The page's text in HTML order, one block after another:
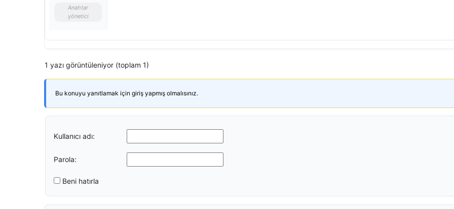
Anahtar
yönetici
1 yazı görüntüleniyor (toplam 1)
Bu konuyu yanıtlamak için giriş yapmış olmalısınız.
Kullanıcı adı:
Parola:
Beni hatırla